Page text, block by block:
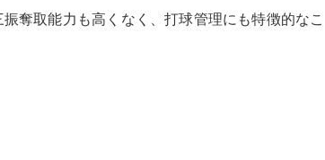
奪取能力も高くなく、打球管理にも特徴的なこ